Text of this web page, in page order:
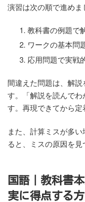
演習は次の順で進めま
教科書の例題で
ワークの基本問
応用問題で実戦
間違えた問題は、解
す。「解説を読んで
す。再現できてから定
また、計算ミスが多
ると、ミスの原因を見
国語｜教科書
実に得点する